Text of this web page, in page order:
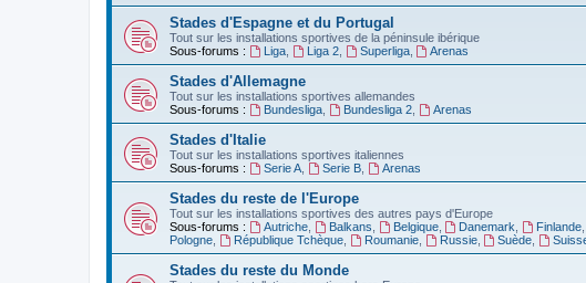
Stades d'Espagne et du Portugal
Tout sur les installations sportives de la péninsule ibérique
Sous-forums :
Liga, Liga 2, Superliga, Arenas
Stades d'Allemagne
Tout sur les installations sportives allemandes
Sous-forums :
Bundesliga, Bundesliga 2, Arenas
Stades d'Italie
Tout sur les installations sportives italiennes
Sous-forums :
Serie A, Serie B, Arenas
Stades du reste de l'Europe
Tout sur les installations sportives des autres pays d'Europe
Sous-forums :
Autriche, Balkans Belgique, Danemark Finlande
Pologne
République Tchèque, Roumanie, Russie, Suède
Stades du reste du Monde